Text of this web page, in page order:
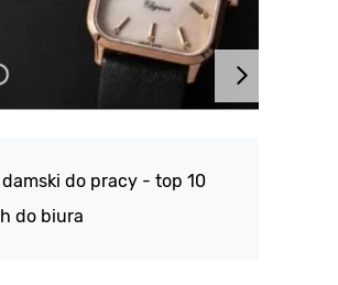
do pracy - top 10
do biura